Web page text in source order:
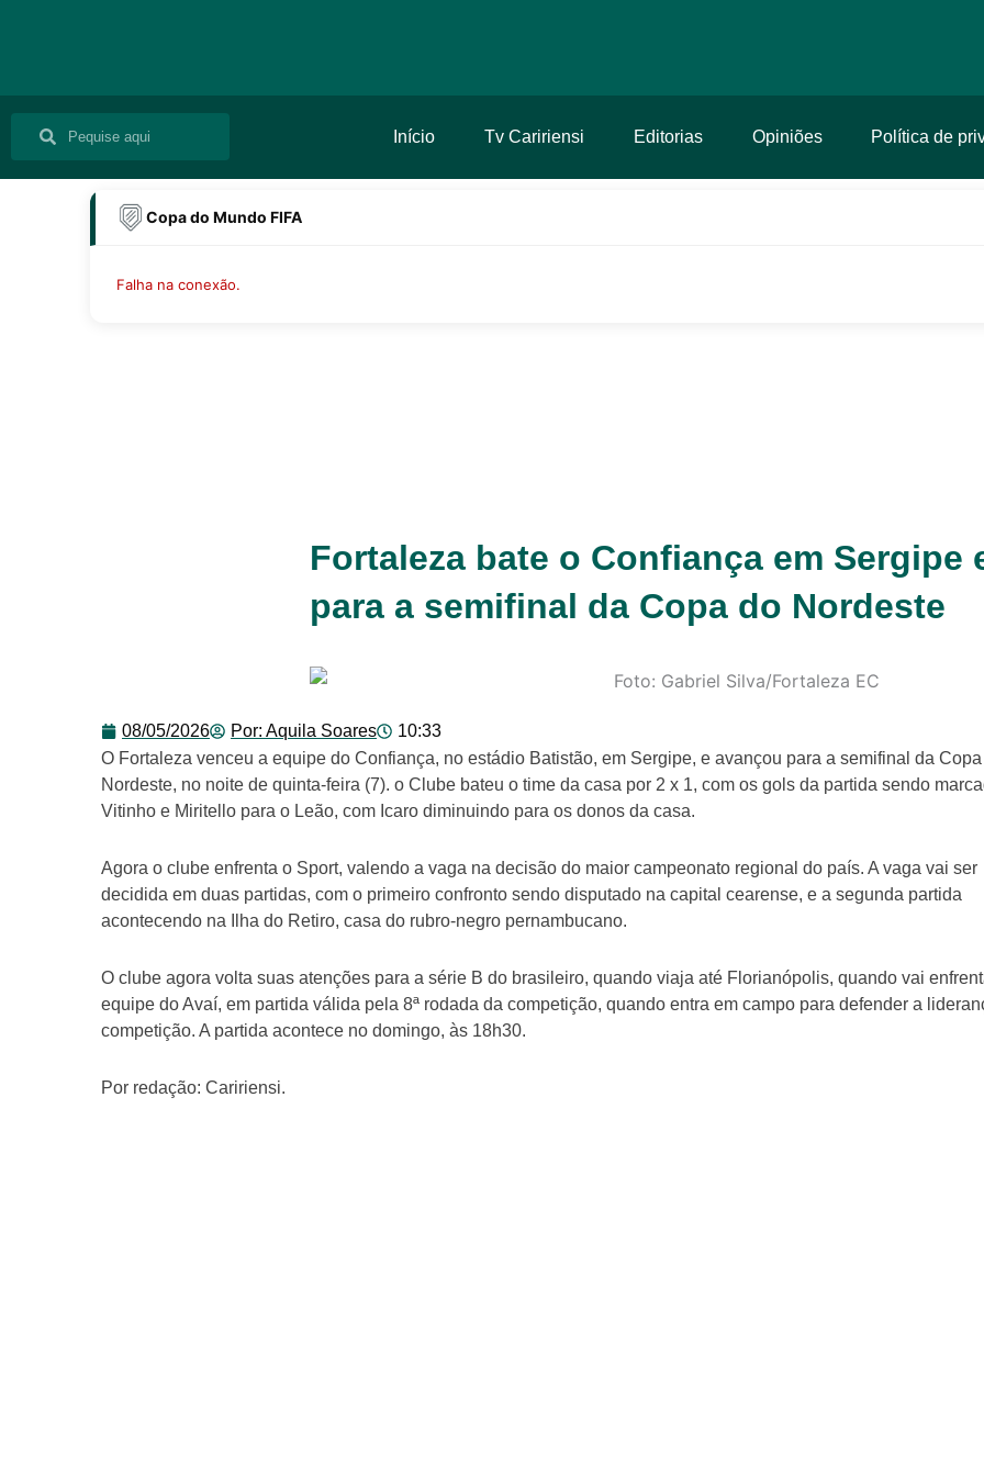
Pesquisar
Pesquisar Início Tv Caririensi Editorias Opiniões Política de
Copa do Mundo FIFA
Falha na conexão.
Fortaleza bate o Confiança em Sergipe
para a semifinal da Copa do Nordeste
08/05/2026 Por: Aquila Soares
10:33
O Fortaleza venceu a equipe do Confiança, no estádio Batistão, em Sergipe, e avançou para a semifinal da
Nordeste, no noite de quinta-feira (7). o Clube bateu o time da casa por 2 x 1, com os gols da partida sendo
Vitinho e Miritello para o Leão, com Icaro diminuindo para os donos da casa.
Agora o clube enfrenta o Sport, valendo a vaga na decisão do maior campeonato regional do país. A vaga vai ser
decidida em duas partidas, com o primeiro confronto sendo disputado na capital cearense, e a segunda partida
acontecendo na Ilha do Retiro, casa do rubro-negro pernambucano.
O clube agora volta suas atenções para a série B do brasileiro, quando viaja até Florianópolis, quando vai
equipe do Avaí, em partida válida pela 8ª rodada da competição, quando entra em campo para defender a
competição. A partida acontece no domingo, às 18h30.
Por redação: Caririensi.